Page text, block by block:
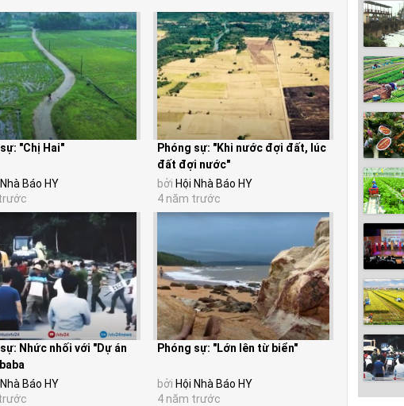
"Chị Hai"
Báo HY
Phóng sự: "Khi nước đợi đất, lúc
đất đợi nước"
bởi Hội Nhà Báo HY
4 năm trước
Nhức nhối với "Dự án
Báo HY
Phóng sự: "Lớn lên từ biển"
bởi Hội Nhà Báo HY
4 năm trước